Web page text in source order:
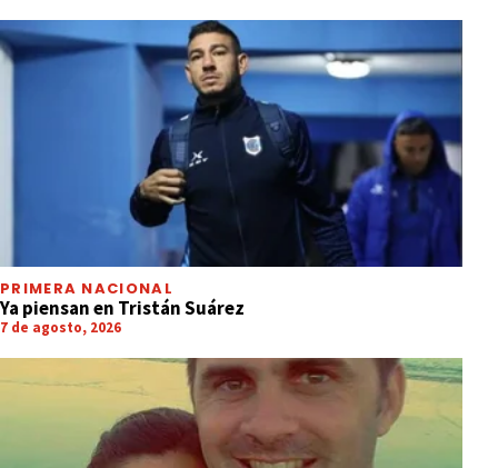
PRIMERA NACIONAL
Ya piensan en Tristán Suárez
7 de agosto, 2026